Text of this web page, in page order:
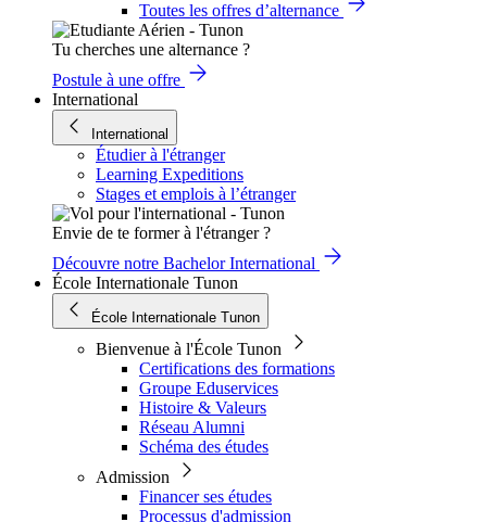
Toutes les offres d’alternance
Tu cherches une alternance ?
Postule à une offre
International
International
Étudier à l'étranger
Learning Expeditions
Stages et emplois à l’étranger
Envie de te former à l'étranger ?
Découvre notre Bachelor International
École Internationale Tunon
École Internationale Tunon
Bienvenue à l'École Tunon
Certifications des formations
Groupe Eduservices
Histoire & Valeurs
Réseau Alumni
Schéma des études
Admission
Financer ses études
Processus d'admission